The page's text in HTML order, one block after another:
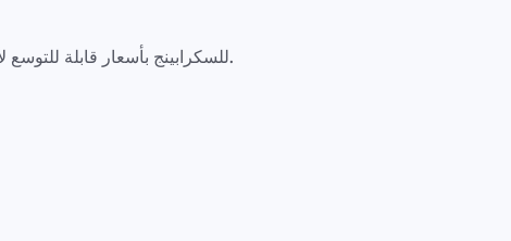
اختر ما تحتاجه — بروكسيات للحالات الذكية، بروكسيات ذكية، وواجهات API للسكرابينج بأسعار قابلة للتوسع لأي سير عمل تجاري.